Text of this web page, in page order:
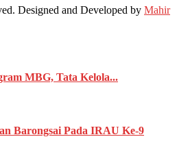
Designed and Developed by Mahir
MBG, Tata Kelola...
Barongsai Pada IRAU Ke-9